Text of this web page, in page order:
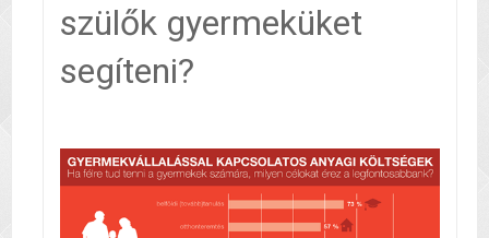
szülők gyermeküket
segíteni?